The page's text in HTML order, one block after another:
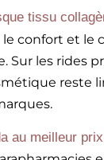
tissu
confort et le
Sur les rides
reste
au meilleur